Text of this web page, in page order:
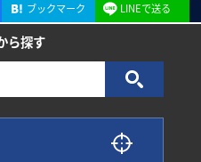
ブックマーク LINEで送る
ら探す